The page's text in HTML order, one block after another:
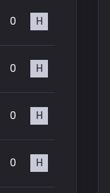
0 Н
0 Н
0 Н
0 Н